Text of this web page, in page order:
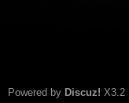
Powered by Discuz! X3.2